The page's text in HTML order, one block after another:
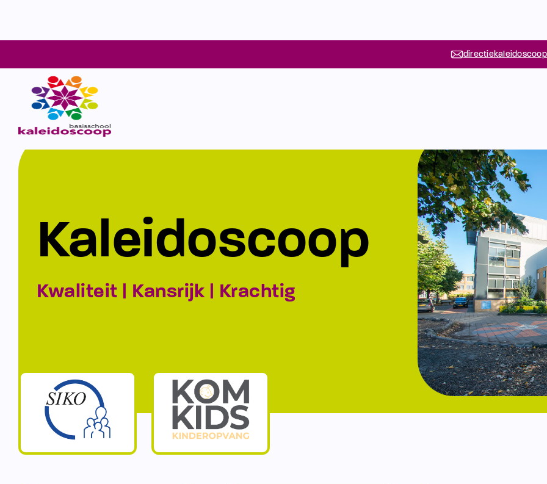
Kaleidoscoop
Kwaliteit | Kansrijk | Krachtig